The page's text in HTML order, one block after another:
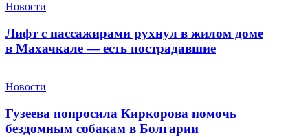
Новости
Лифт с пассажирами рухнул в жилом доме
в Махачкале — есть пострадавшие
Новости
Гузеева попросила Киркорова помочь
бездомным собакам в Болгарии